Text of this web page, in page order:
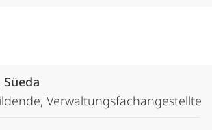
Verwaltungsfachangestellte